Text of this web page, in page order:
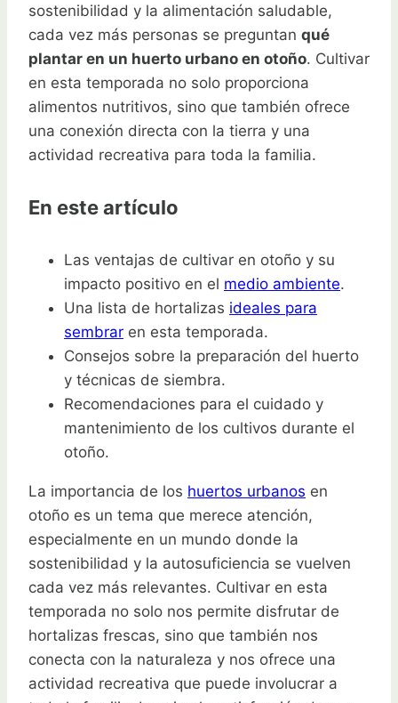
sostenibilidad y la alimentación saludable,
cada vez más personas se preguntan qué
plantar en un huerto urbano en otoño. Cultivar
en esta temporada no solo proporciona
alimentos nutritivos, sino que también ofrece
una conexión directa con la tierra y una
actividad recreativa para toda la familia.
En este artículo
Las ventajas de cultivar en otoño y su
impacto positivo en el medio ambiente.
Una lista de hortalizas ideales para
sembrar en esta temporada.
Consejos sobre la preparación del huerto
y técnicas de siembra.
Recomendaciones para el cuidado y
mantenimiento de los cultivos durante el
otoño.
La importancia de los huertos urbanos en
otoño es un tema que merece atención,
especialmente en un mundo donde la
sostenibilidad y la autosuficiencia se vuelven
cada vez más relevantes. Cultivar en esta
temporada no solo nos permite disfrutar de
hortalizas frescas, sino que también nos
conecta con la naturaleza y nos ofrece una
actividad recreativa que puede involucrar a